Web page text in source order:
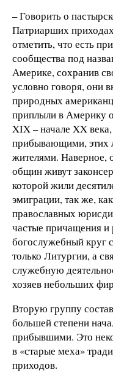
– Говорить о
Патриарших
отметить, что есть
сообщества под
Америке, сохранив
условно говоря, они
природных
приплыли в Америку
XIX – начале XX
прибывающими, этих
жителями. Наверное,
общин живут
которой жили
эмиграции, так же,
православных
частые причащения и
богослужебный круг
только Литургии, а
служебную
хозяев небольших
Вторую группу
большей степени
прибывшими. Это
в «старые меха»
приходов.